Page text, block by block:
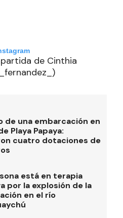
de Cinthia
de una embarcación en
Playa Papaya:
cuatro dotaciones de
está en terapia
por la explosión de la
en el río